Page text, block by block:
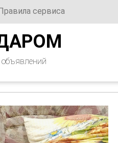
сервиса
объявлений